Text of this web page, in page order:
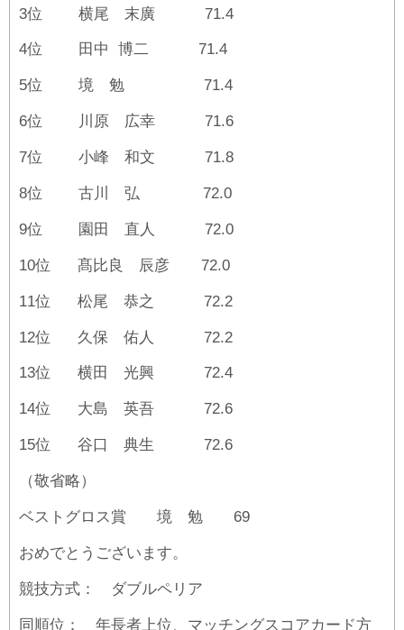
3位 横尾 末廣 71.4
4位 田中 博二 71.4
5位 境 勉 71.4
6位 川原 広幸 71.6
7位 小峰 和文 71.8
8位 古川 弘 72.0
9位 園田 直人 72.0
10位 髙比良 辰彦 72.0
11位 松尾 恭之 72.2
12位 久保 佑人 72.2
13位 横田 光興 72.4
14位 大島 英吾 72.6
15位 谷口 典生 72.6
（敬省略）
ベストグロス賞 境 勉 69
おめでとうございます。
競技方式： ダブルペリア
同順位： 年長者上位、マッチングスコアカード方